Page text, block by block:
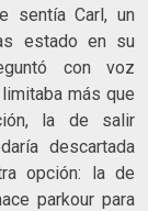
sentía Carl, un
estado en su
con voz
más que
la de salir
descartada
opción: la de
parkour para